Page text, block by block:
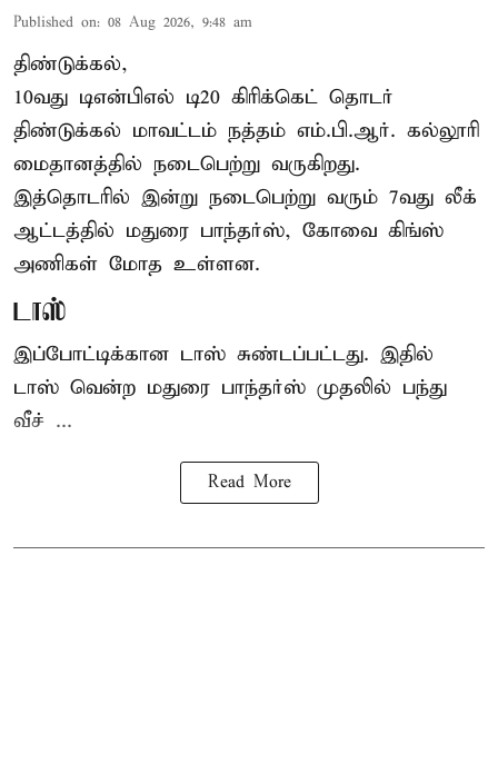
Published on: 08 Aug 2026, 9:48 am
திண்டுக்கல்,
10வது டிஎன்பிஎல் டி20 கிரிக்கெட் தொடர்
திண்டுக்கல் மாவட்டம் நத்தம் எம்.பி.ஆர். கல்லூரி
மைதானத்தில் நடைபெற்று வருகிறது.
இத்தொடரில் இன்று நடைபெற்று வரும் 7வது லீக்
ஆட்டத்தில் மதுரை பாந்தர்ஸ், கோவை கிங்ஸ்
அணிகள் மோத உள்ளன.
டாஸ்
இப்போட்டிக்கான டாஸ் சுண்டப்பட்டது. இதில்
டாஸ் வென்ற மதுரை பாந்தர்ஸ் முதலில் பந்து
வீச் ...
Read More